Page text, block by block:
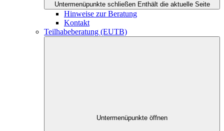
Untermenüpunkte schließen Enthält die aktuelle Seite
Hinweise zur Beratung
Kontakt
Teilhabeberatung (EUTB)
Untermenüpunkte öffnen